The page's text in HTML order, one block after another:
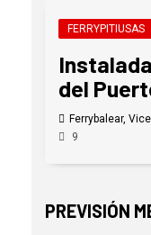
FERRYPITIUSAS
del
Ferrybalear,
9
PREVISIÓN